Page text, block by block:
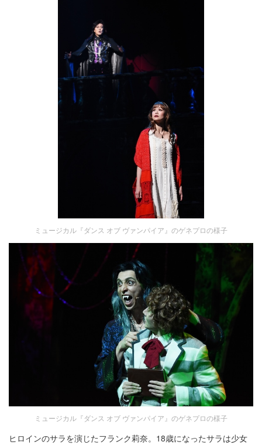
ミュージカル『ダンス オブ ヴァンパイア』のゲネプロの様子
ミュージカル『ダンス オブ ヴァンパイア』のゲネプロの様子
ヒロインのサラを演じたフランク莉奈。18歳になったサラは少女